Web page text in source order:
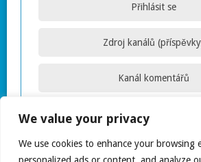
We value your privacy
We use cookies to enhance your browsing
Přihlásit se
Zdroj kanálů
Kanál komentářů
Česká lokalizace